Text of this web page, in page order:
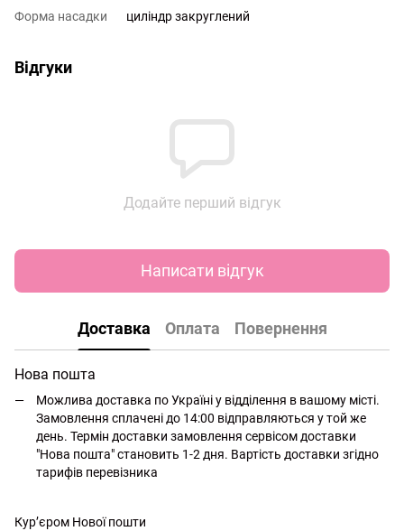
Форма насадки циліндр закруглений
Відгуки
Додайте перший відгук
Написати відгук
Доставка Оплата Повернення
Нова пошта
Можлива доставка по Україні у відділення в вашому місті.
Замовлення сплачені до 14:00 відправляються у той же
день. Термін доставки замовлення сервісом доставки
"Нова пошта" становить 1-2 дня. Вартість доставки згідно
тарифів перевізника
Кур’єром Нової пошти